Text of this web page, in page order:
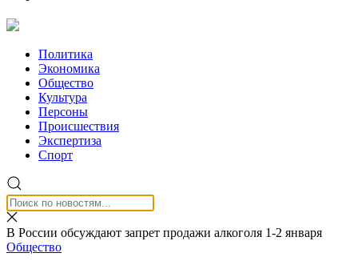
Политика
Экономика
Общество
Культура
Персоны
Происшествия
Экспертиза
Спорт
В России обсуждают запрет продажи алкоголя 1-2 января
Общество